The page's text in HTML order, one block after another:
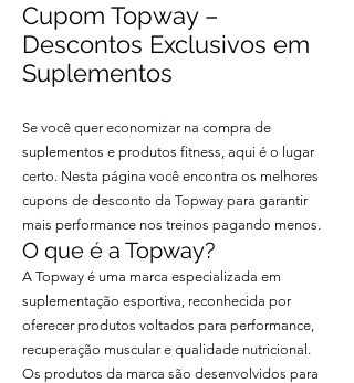
Cupom Topway –
Descontos Exclusivos em
Suplementos
Se você quer economizar na compra de
suplementos e produtos fitness, aqui é o lugar
certo. Nesta página você encontra os melhores
cupons de desconto da Topway para garantir
mais performance nos treinos pagando menos.
O que é a Topway?
A Topway é uma marca especializada em
suplementação esportiva, reconhecida por
oferecer produtos voltados para performance,
recuperação muscular e qualidade nutricional.
Os produtos da marca são desenvolvidos para